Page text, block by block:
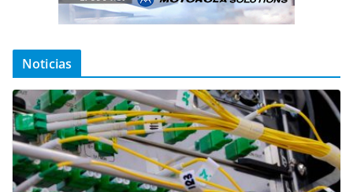
Noticias